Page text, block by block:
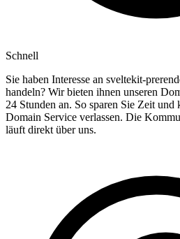
Schnell
Sie haben Interesse an sveltekit-
handeln? Wir bieten ihnen unseren
24 Stunden an. So sparen Sie Zeit und
Domain Service verlassen. Die
läuft direkt über uns.